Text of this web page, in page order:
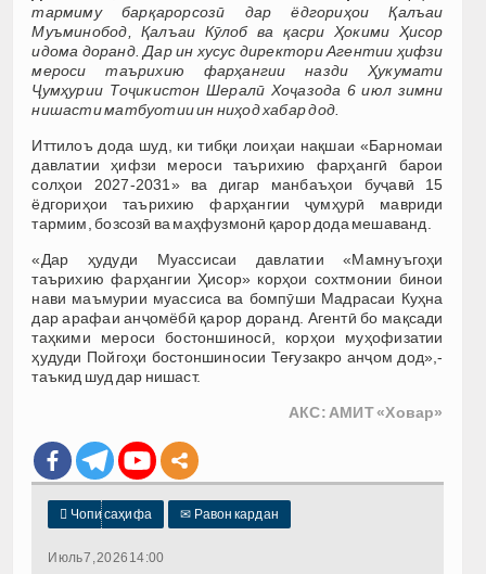
тармиму барқарорсозӣ дар ёдгориҳои Қалъаи
Муъминобод, Қалъаи Кӯлоб ва қасри Ҳокими Ҳисор
идома доранд. Дар ин хусус директори Агентии ҳифзи
мероси таърихию фарҳангии назди Ҳукумати
Ҷумҳурии Тоҷикистон Шералӣ Хоҷазода 6 июл зимни
нишасти матбуотии ин ниҳод хабар дод.
Иттилоъ дода шуд, ки тибқи лоиҳаи нақшаи «Барномаи
давлатии ҳифзи мероси таърихию фарҳангӣ барои
солҳои 2027-2031» ва дигар манбаъҳои буҷавӣ 15
ёдгориҳои таърихию фарҳангии ҷумҳурӣ мавриди
тармим, бозсозӣ ва маҳфузмонӣ қарор дода мешаванд.
«Дар ҳудуди Муассисаи давлатии «Мамнуъгоҳи
таърихию фарҳангии Ҳисор» корҳои сохтмонии бинои
нави маъмурии муассиса ва бомпӯши Мадрасаи Куҳна
дар арафаи анҷомёбӣ қарор доранд. Агентӣ бо мақсади
таҳкими мероси бостоншиносӣ, корҳои муҳофизатии
ҳудуди Пойгоҳи бостоншиносии Теғузакро анҷом дод»,-
таъкид шуд дар нишаст.
АКС: АМИТ «Ховар»
 Чопи саҳифа ✉ Равон кардан
Июль 7, 2026 14:00